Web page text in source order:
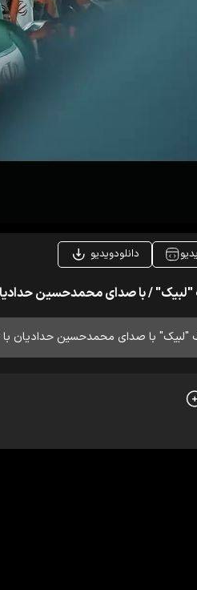
دانلودویدیو
"لبیک" / با صدای محمدحسین
"لبیک" با صدای محمدحسین حدادیان با